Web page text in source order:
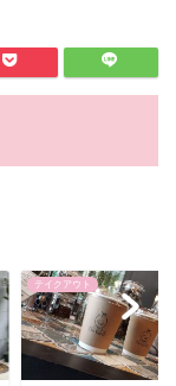
テイクアウト